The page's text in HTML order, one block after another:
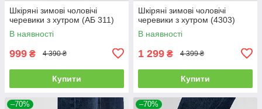
Шкіряні зимові чоловічі
черевики з хутром (АБ 311)
В наявності
999 ₴ 4 390 ₴
Купити
Шкіряні зимові чоловічі
черевики з хутром (4303)
В наявності
1 299 ₴ 4 399 ₴
Купити
–70% –70%